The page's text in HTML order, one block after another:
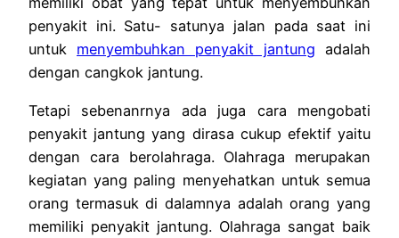
penyakit ini. Satu- satunya jalan pada saat ini
untuk menyembuhkan penyakit jantung adalah
dengan cangkok jantung.
Tetapi sebenanrnya ada juga cara mengobati
penyakit jantung yang dirasa cukup efektif yaitu
dengan cara berolahraga. Olahraga merupakan
kegiatan yang paling menyehatkan untuk semua
orang termasuk di dalamnya adalah orang yang
memiliki penyakit jantung. Olahraga sangat baik